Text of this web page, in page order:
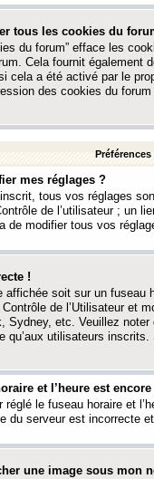
tous les cookies du
du forum” efface les
Cela fournit également
cela a été activé par le
des cookies du forum
mes réglages ?
tous vos réglages
de l’utilisateur ; un
de modifier tous vos
!
affichée soit sur un
de l’Utilisateur et
Sydney, etc. Veuillez
qu’aux utilisateurs
et l’heure est
le fuseau horaire et
du serveur est incorrecte
une image sous mon